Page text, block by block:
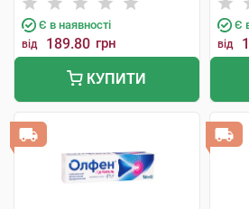
Є в наявності
від 189.80 грн
КУПИТИ
Є
від